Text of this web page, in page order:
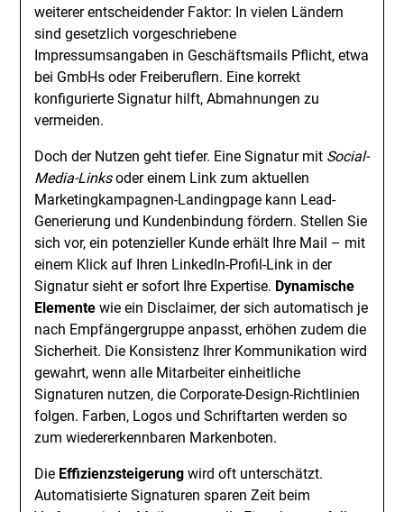
weiterer entscheidender Faktor: In vielen Ländern
sind gesetzlich vorgeschriebene
Impressumsangaben in Geschäftsmails Pflicht, etwa
bei GmbHs oder Freiberuflern. Eine korrekt
konfigurierte Signatur hilft, Abmahnungen zu
vermeiden.
Doch der Nutzen geht tiefer. Eine Signatur mit Social-
Media-Linksoder einem Link zum aktuellen
Marketingkampagnen-Landingpage kann Lead-
Generierung und Kundenbindung fördern. Stellen Sie
sich vor, ein potenzieller Kunde erhält Ihre Mail – mit
einem Klick auf Ihren LinkedIn-Profil-Link in der
Signatur sieht er sofort Ihre Expertise. Dynamische
Elemente wie ein Disclaimer, der sich automatisch je
nach Empfängergruppe anpasst, erhöhen zudem die
Sicherheit. Die Konsistenz Ihrer Kommunikation wird
gewahrt, wenn alle Mitarbeiter einheitliche
Signaturen nutzen, die Corporate-Design-Richtlinien
folgen. Farben, Logos und Schriftarten werden so
zum wiedererkennbaren Markenboten.
Die Effizienzsteigerung wird oft unterschätzt.
Automatisierte Signaturen sparen Zeit beim